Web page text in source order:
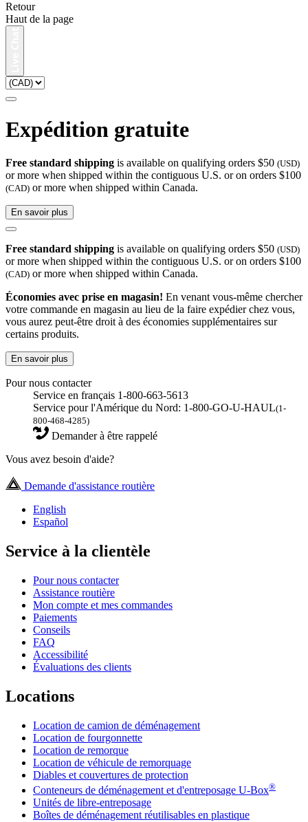
Retour
Haut de la page
Expédition gratuite
Free standard shipping is available on qualifying orders $50 (USD)
or more when shipped within the contiguous U.S. or on orders $100
(CAD) or more when shipped within Canada.
En savoir plus
Free standard shipping is available on qualifying orders $50 (USD)
or more when shipped within the contiguous U.S. or on orders $100
(CAD) or more when shipped within Canada.
Économies avec prise en magasin! En venant vous-même chercher
votre commande en magasin au lieu de la faire expédier chez vous,
vous aurez peut-être droit à des économies supplémentaires sur
certains produits.
En savoir plus
Pour nous contacter
Service en français 1-800-663-5613
Service pour l'Amérique du Nord: 1-800-GO-U-HAUL(1-
800-468-4285)
Demander à être rappelé
Vous avez besoin d'aide?
Demande d'assistance routière
English
Español
Service à la clientèle
Pour nous contacter
Assistance routière
Mon compte et mes commandes
Paiements
Conseils
FAQ
Accessibilité
Évaluations des clients
Locations
Location de camion de déménagement
Location de fourgonnette
Location de remorque
Location de véhicule de remorquage
Diables et couvertures de protection
Conteneurs de déménagement et d'entreposage U-Box®
Unités de libre-entreposage
Boîtes de déménagement réutilisables en plastique